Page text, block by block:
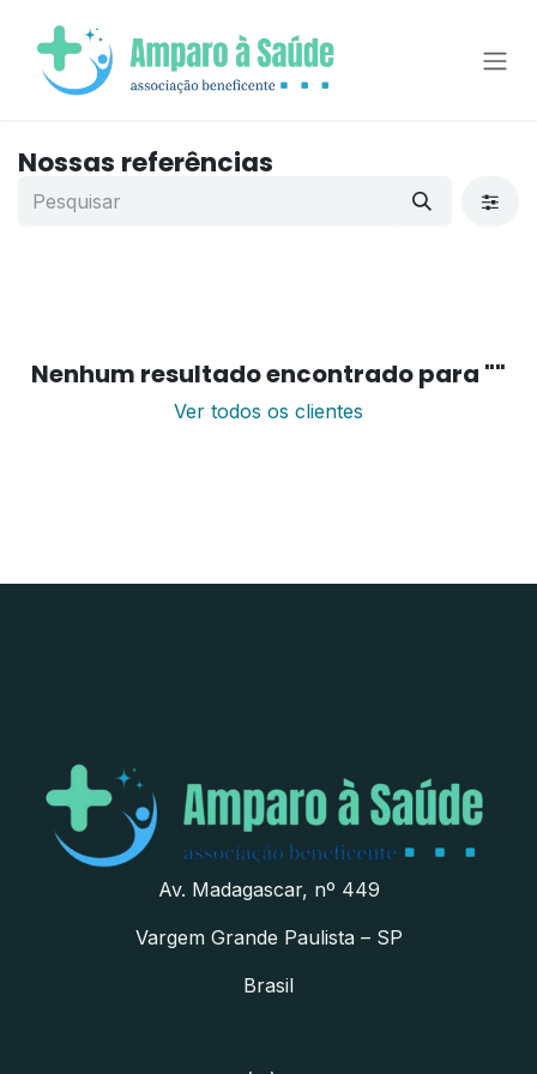
Nossas referências
Nenhum resultado encontrado para ""
Ver todos os clientes
Av. Madagascar, nº 449
Vargem Grande Paulista – SP
Brasil